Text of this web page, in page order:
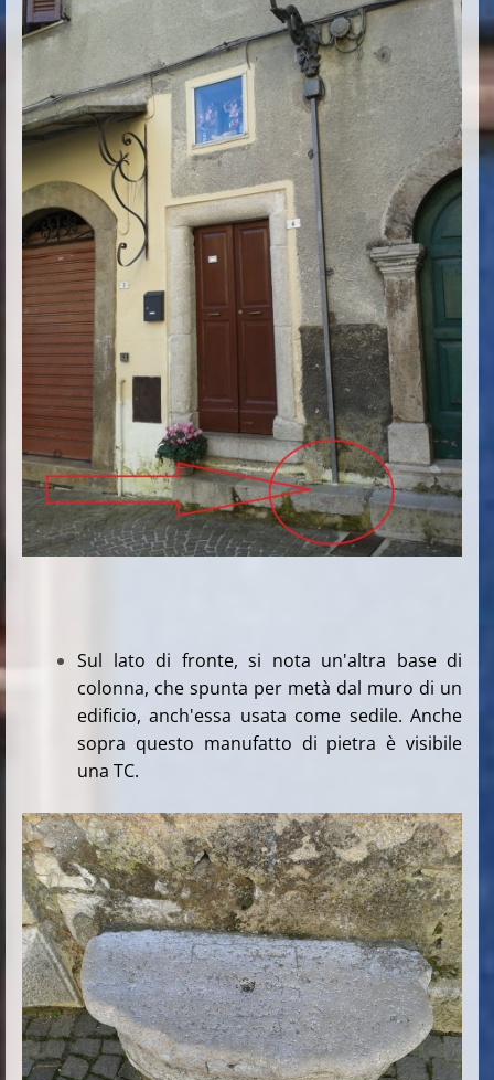
Sul lato di fronte, si nota un'altra base di
colonna, che spunta per metà dal muro di un
edificio, anch'essa usata come sedile. Anche
sopra questo manufatto di pietra è visibile
una TC.